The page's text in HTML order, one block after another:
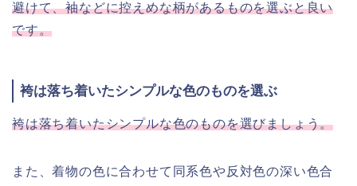
避けて、袖などに控えめな柄があるものを選ぶと良い
です。
袴は落ち着いたシンプルな色のものを選ぶ
袴は落ち着いたシンプルな色のものを選びましょう。
また、着物の色に合わせて同系色や反対色の深い色合